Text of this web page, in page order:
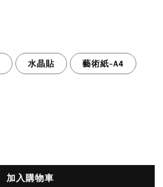
水晶貼
藝術紙-A4
加入購物車